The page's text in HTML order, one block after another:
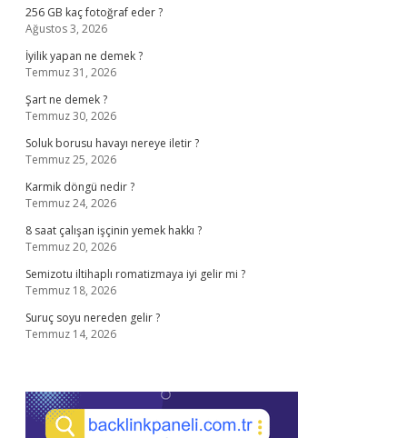
256 GB kaç fotoğraf eder ?
Ağustos 3, 2026
İyilik yapan ne demek ?
Temmuz 31, 2026
Şart ne demek ?
Temmuz 30, 2026
Soluk borusu havayı nereye iletir ?
Temmuz 25, 2026
Karmik döngü nedir ?
Temmuz 24, 2026
8 saat çalışan işçinin yemek hakkı ?
Temmuz 20, 2026
Semizotu iltihaplı romatizmaya iyi gelir mi ?
Temmuz 18, 2026
Suruç soyu nereden gelir ?
Temmuz 14, 2026